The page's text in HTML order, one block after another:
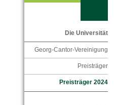
Die Universität
Georg-Cantor-Vereinigung
Preisträger
Preisträger 2024